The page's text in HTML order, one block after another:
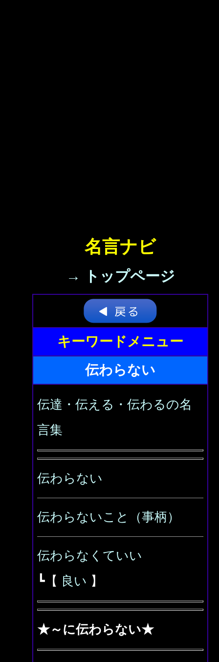
名言ナビ
→ トップページ
キーワードメニュー
伝わらない
伝達・伝える・伝わるの名
言集
伝わらない
伝わらないこと（事柄）
伝わらなくていい
┗【 良い 】
★～に伝わらない★